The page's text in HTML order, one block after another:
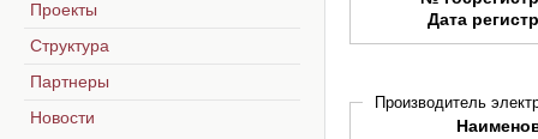
Дата
Производитель
Проекты
Структура
Партнеры
Новости